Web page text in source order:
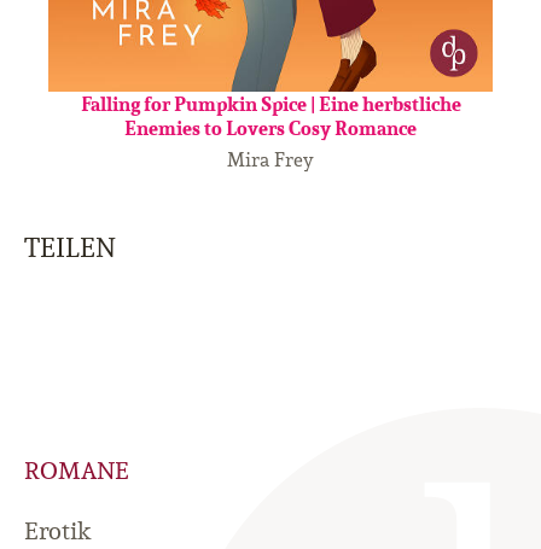
Falling for Pumpkin Spice | Eine herbstliche
Enemies to Lovers Cosy Romance
Mira Frey
TEILEN
ROMANE
Erotik